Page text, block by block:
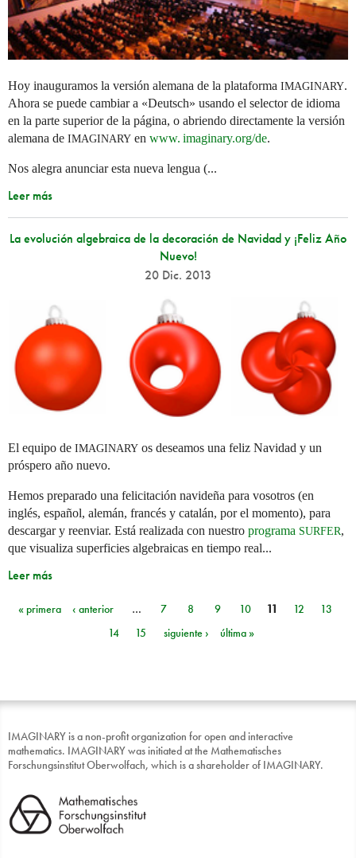
Hoy inauguramos la versión alemana de la plataforma IMAGINARY.
Ahora se puede cambiar a «Deutsch» usando el selector de idioma
en la parte superior de la página, o abriendo directamente la versión
alemana de IMAGINARY en www. imaginary.org/de.
Nos alegra anunciar esta nueva lengua (...
Leer más
La evolución algebraica de la decoración de Navidad y ¡Feliz Año
Nuevo!
20 Dic. 2013
El equipo de IMAGINARY os deseamos una feliz Navidad y un
próspero año nuevo.
Hemos preparado una felicitación navideña para vosotros (en
inglés, español, alemán, francés y catalán, por el momento), para
descargar y reenviar. Está realizada con nuestro programa SURFER,
que visualiza superficies algebraicas en tiempo real...
Leer más
Páginas
« primera ‹ anterior … 7 8 9 10 11 12
13
14
15 siguiente › última »
IMAGINARY is a non-profit organization for open and interactive
mathematics. IMAGINARY was initiated at the Mathematisches
Forschungsinstitut Oberwolfach, which is a shareholder of IMAGINARY.